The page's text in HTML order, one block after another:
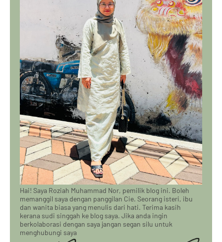
Hai! Saya Roziah Muhammad Nor, pemilik blog ini. Boleh
memanggil saya dengan panggilan Cie. Seorang isteri, ibu
dan wanita biasa yang menulis dari hati. Terima kasih
kerana sudi singgah ke blog saya. Jika anda ingin
berkolaborasi dengan saya jangan segan silu untuk
menghubungi saya